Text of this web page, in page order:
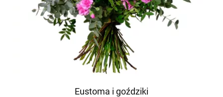
Eustoma i goździki